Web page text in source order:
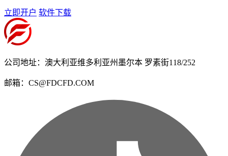
立即开户 软件下载
公司地址：澳大利亚维多利亚州墨尔本 罗素街118/252
邮箱：CS@FDCFD.COM